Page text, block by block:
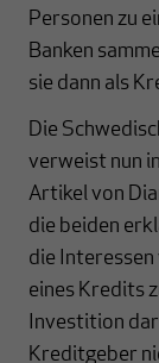
Personen zu
Banken
sie dann als
Die
verweist nun
Artikel von
die beiden
die Interessen
eines Kredits
Investition
Kreditgeber